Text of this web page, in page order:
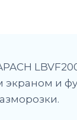
экраном и